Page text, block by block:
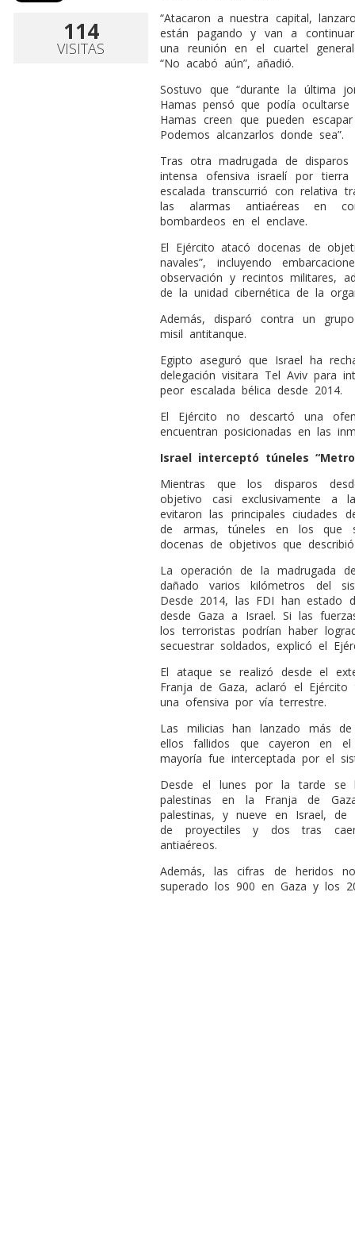
114
VISITAS
“Atacaron a nuestra capital,
están pagando y van a
una reunión en el cuartel
“No acabó aún”, añadió.
Sostuvo que “durante la última
Hamas pensó que podía
Hamas creen que pueden
Podemos alcanzarlos donde sea”.
Tras otra madrugada de
intensa ofensiva israelí por
escalada transcurrió con relativa
las alarmas antiaéreas en
bombardeos en el enclave.
El Ejército atacó docenas de
navales”, incluyendo
observación y recintos militares,
de la unidad cibernética de la
Además, disparó contra un
misil antitanque.
Egipto aseguró que Israel ha
delegación visitara Tel Aviv para
peor escalada bélica desde 2014.
El Ejército no descartó una
encuentran posicionadas en las
Israel interceptó túneles
Mientras que los disparos
objetivo casi exclusivamente a
evitaron las principales ciudades
de armas, túneles en los que
docenas de objetivos que
La operación de la madrugada
dañado varios kilómetros del
Desde 2014, las FDI han estado
desde Gaza a Israel. Si las
los terroristas podrían haber
secuestrar soldados, explicó el
El ataque se realizó desde el
Franja de Gaza, aclaró el
una ofensiva por vía terrestre.
Las milicias han lanzado más
ellos fallidos que cayeron en
mayoría fue interceptada por el
Desde el lunes por la tarde se
palestinas en la Franja de
palestinas, y nueve en Israel,
de proyectiles y dos tras
antiaéreos.
Además, las cifras de heridos
superado los 900 en Gaza y los